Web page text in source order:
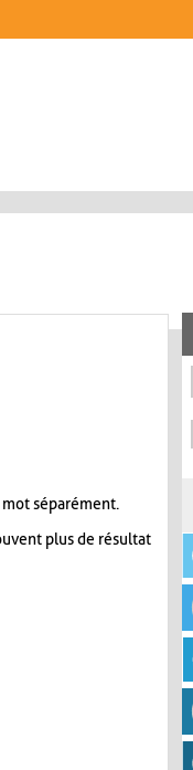
séparément.
plus de résultat